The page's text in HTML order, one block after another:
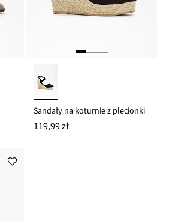
Sandały na koturnie z plecionki
119,99 zł